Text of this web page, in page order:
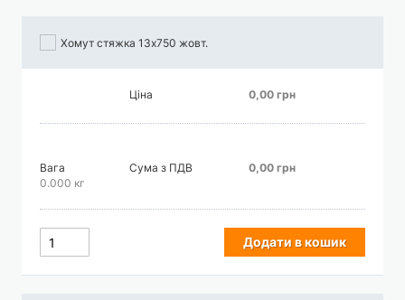
Хомут стяжка 13х750 жовт.
Ціна 0,00 грн
Вага
0.000 кг
Сума з ПДВ 0,00 грн
Додати в кошик